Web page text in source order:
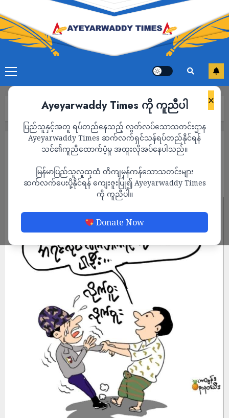
×
Ayeyarwaddy Times ကို ကူညီပါ
ပြည်သူနှင့်အတူ ရပ်တည်နေသည့် လွတ်လပ်သောသတင်းဌာန
Ayeyarwaddy Times ဆက်လက်ရှင်သန်ရပ်တည်နိုင်ရန်
သင်၏ကူညီထောက်ပံ့မှု အထူးလိုအပ်နေပါသည်။
မြန်မာပြည်သူလူထုထံ တိကျမှန်ကန်သောသတင်းများ
ဆက်လက်ပေးပို့နိုင်ရန် ကျေးဇူးပြု၍ Ayeyarwaddy Times
ကို ကူညီပါ။
Donate Now
“လက်ဖက်ရည် တိုက်ချင်လို့ပါ”
“လက်ဖက်ရည် တိုက်ချင်လို့ပါ”
ADMIN JULY 23, 2022